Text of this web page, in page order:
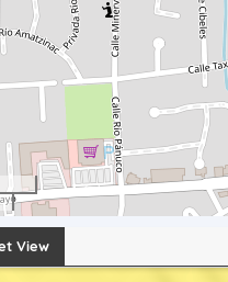
View